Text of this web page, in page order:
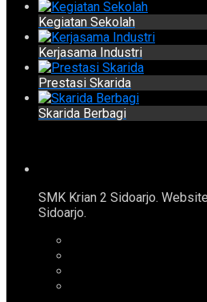
Kegiatan Sekolah
Kerjasama Industri
Prestasi Skarida
Skarida Berbagi
SMK Krian 2 Sidoarjo.
Sidoarjo.